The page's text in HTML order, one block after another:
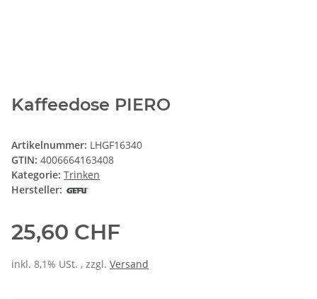
Kaffeedose PIERO
Artikelnummer: LHGF16340
GTIN: 4006664163408
Kategorie: Trinken
Hersteller:
25,60 CHF
inkl. 8,1% USt. , zzgl. Versand